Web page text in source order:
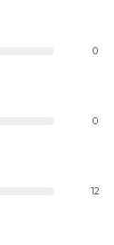
0
0
12